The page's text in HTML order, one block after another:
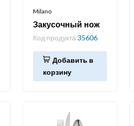
Milano
Закусочный нож
Код продукта35606
Добавить в
корзину